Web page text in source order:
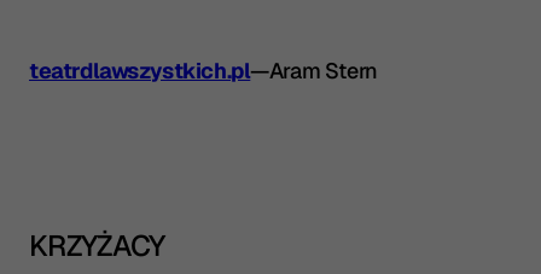
teatrdlawszystkich.pl—Aram Stern
KRZYŻACY